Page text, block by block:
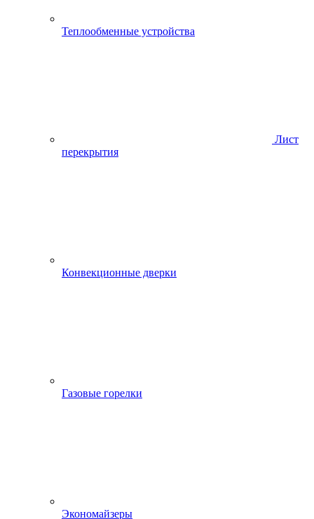
Теплообменные устройства
Лист
перекрытия
Конвекционные дверки
Газовые горелки
Экономайзеры